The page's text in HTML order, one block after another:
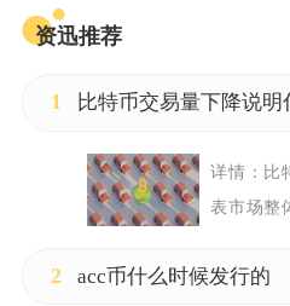
资迅推荐
1 比特币交易量下降说明
详情： 比
表市场整
2 acc币什么时候发行的